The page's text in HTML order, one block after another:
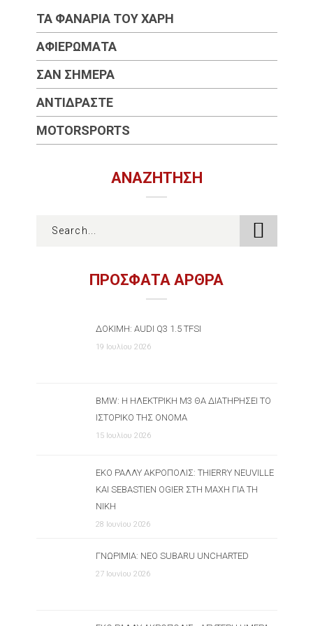
ΤΑ ΦΑΝΆΡΙΑ ΤΟΥ ΧΆΡΗ
ΑΦΙΕΡΏΜΑΤΑ
ΣΑΝ ΣΉΜΕΡΑ
ΑΝΤΙΔΡΆΣΤΕ
MOTORSPORTS
ΑΝΑΖΉΤΗΣΗ
ΠΡΟΣΦΑΤΑ ΑΡΘΡΑ
ΔΟΚΙΜΉ: AUDI Q3 1.5 TFSI
19 Ιουλίου 2026
BMW: Η ΗΛΕΚΤΡΙΚΉ M3 ΘΑ ΔΙΑΤΗΡΉΣΕΙ ΤΟ
ΙΣΤΟΡΙΚΌ ΤΗΣ ΌΝΟΜΑ
15 Ιουλίου 2026
ΕΚΟ ΡΆΛΛΥ ΑΚΡΌΠΟΛΙΣ: THIERRY NEUVILLE
ΚΑΙ SEBASTIEN OGIER ΣΤΗ ΜΆΧΗ ΓΙΑ ΤΗ
ΝΊΚΗ
28 Ιουνίου 2026
ΓΝΩΡΙΜΊΑ: ΝΈΟ SUBARU UNCHARTED
27 Ιουνίου 2026